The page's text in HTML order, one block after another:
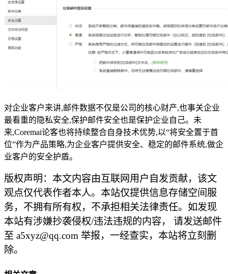
对企业客户来讲,邮件数据不仅是公司的核心财产,也事关企业
最看重的隐私安全,保护邮件安全也是保护企业自己。未
来,Coremai论客也将持续整合自身技术优势,以“将安全置于首
位”作为产品策略,为企业客户提供安全、稳定的邮件系统,做企
业客户的安全护盾。
版权声明：本文内容由互联网用户自发贡献，该文
观点仅代表作者本人。本站仅提供信息存储空间服
务，不拥有所有权，不承担相关法律责任。如发现
本站有涉嫌抄袭侵权/违法违规的内容， 请发送邮件
至 a5xyz@qq.com 举报，一经查实，本站将立刻删
除。